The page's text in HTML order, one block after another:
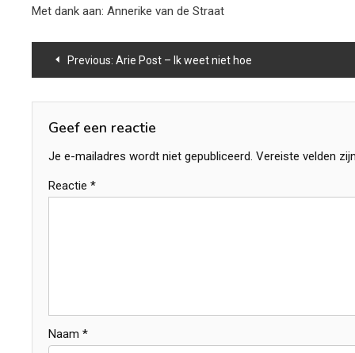
Met dank aan: Annerike van de Straat
Bericht
navigatie
Previous: Arie Post – Ik weet niet hoe
Geef een reactie
Je e-mailadres wordt niet gepubliceerd. Vereiste velden
Reactie *
Naam *